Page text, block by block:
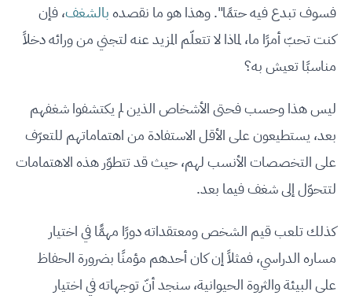
فسوف تبدع فيه حتمًا". وهذا هو ما نقصدهبالشغف، فإن
كنت تحبّ أمرًا ما، لماذا لا تتعلّم المزيد عنه لتجني من ورائه دخلاً
مناسبًا تعيش به؟
ليس هذا وحسب فحتى الأشخاص الذين لم يكتشفوا شغفهم
بعد، يستطيعون على الأقل الاستفادة من اهتماماتهم للتعرّف
على التخصصات الأنسب لهم، حيث قد تتطوّر هذه الاهتمامات
لتتحوّل إلى شغف فيما بعد.
كذلك تلعب قيم الشخص ومعتقداته دورًا مهمًّا في اختيار
مساره الدراسي، فمثلاً إن كان أحدهم مؤمنًا بضرورة الحفاظ
على البيئة والثروة الحيوانية، سنجد أنّ توجهاته في اختيار